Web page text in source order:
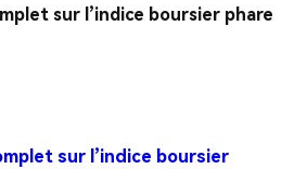
sur l’indice boursier phare
sur l’indice boursier